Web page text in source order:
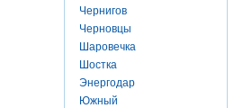
Чернигов
Черновцы
Шаровечка
Шостка
Энергодар
Южный